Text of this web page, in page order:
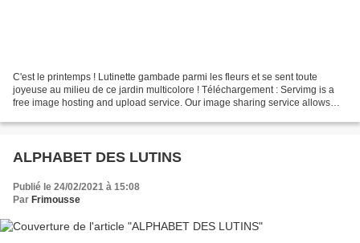
C'est le printemps ! Lutinette gambade parmi les fleurs et se sent toute
joyeuse au milieu de ce jardin multicolore ! Téléchargement : Servimg is a
free image hosting and upload service. Our image sharing service allows
ALPHABET DES LUTINS
Publié le 24/02/2021 à 15:08
Par Frimousse